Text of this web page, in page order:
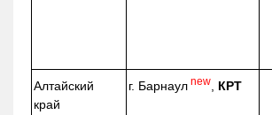
Алтайский
край
г. Барнаул new КРТ